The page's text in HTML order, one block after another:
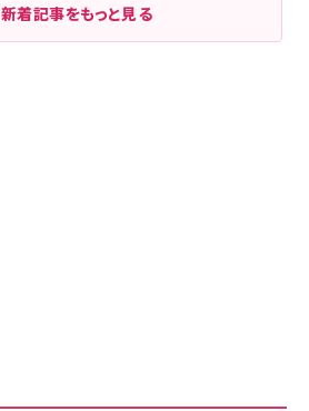
新着記事をもっと見る